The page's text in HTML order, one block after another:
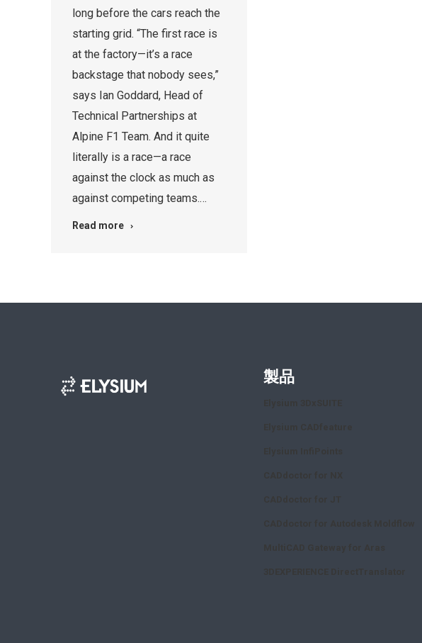
long before the cars reach the
starting grid. “The first race is
at the factory—it’s a race
backstage that nobody sees,”
says Ian Goddard, Head of
Technical Partnerships at
Alpine F1 Team. And it quite
literally is a race—a race
against the clock as much as
against competing teams.…
Read more
製品